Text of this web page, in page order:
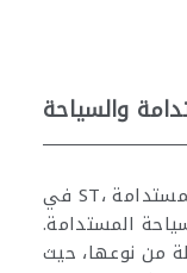
والسياحة
في ST، سوف تدرس تشكيل المجتمعات المستدامة
المستدامة.
من نوعها، حيث